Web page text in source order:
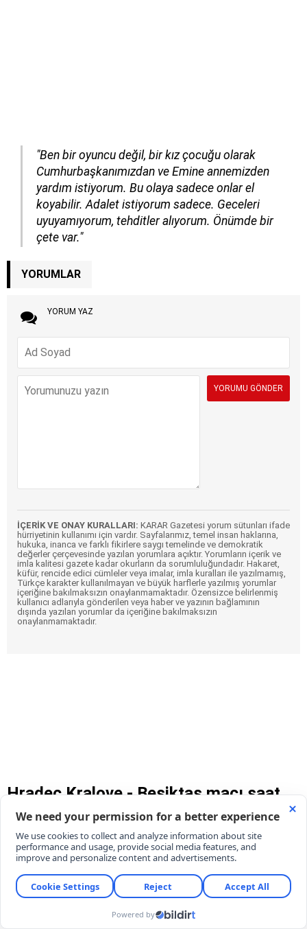
"Ben bir oyuncu değil, bir kız çocuğu olarak
Cumhurbaşkanımızdan ve Emine annemizden
yardım istiyorum. Bu olaya sadece onlar el
koyabilir. Adalet istiyorum sadece. Geceleri
uyuyamıyorum, tehditler alıyorum. Önümde bir
çete var."
YORUMLAR
YORUM YAZ
İÇERİK VE ONAY KURALLARI: KARAR Gazetesi yorum sütunları ifade
hürriyetinin kullanımı için vardır. Sayfalarımız, temel insan haklarına,
hukuka, inanca ve farklı fikirlere saygı temelinde ve demokratik
değerler çerçevesinde yazılan yorumlara açıktır. Yorumların içerik ve
imla kalitesi gazete kadar okurların da sorumluluğundadır. Hakaret,
küfür, rencide edici cümleler veya imalar, imla kuralları ile yazılmamış,
Türkçe karakter kullanılmayan ve büyük harflerle yazılmış yorumlar
içeriğine bakılmaksızın onaylanmamaktadır. Özensizce belirlenmiş
kullanıcı adlarıyla gönderilen veya haber ve yazının bağlamının
dışında yazılan yorumlar da içeriğine bakılmaksızın
onaylanmamaktadır.
Hradec Kralove - Beşiktaş maçı saat
kaçta, hangi kanalda şifresiz mi
yayınlanacak? BJK Avrupa Ligi
Muhtemel 11'leri belli oldu!